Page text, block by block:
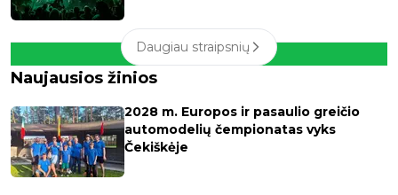
Daugiau straipsnių
Naujausios žinios
2028 m. Europos ir pasaulio greičio
automodelių čempionatas vyks
Čekiškėje